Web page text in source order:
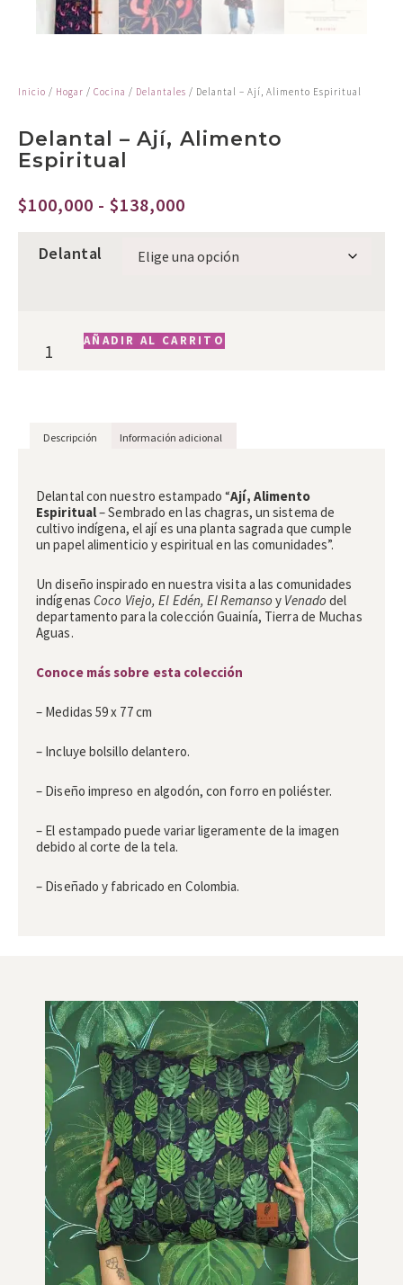
Inicio / Hogar / Cocina / Delantales / Delantal – Ají, Alimento Espiritual
Delantal – Ají, Alimento
Espiritual
$100,000 - $138,000
Delantal
AÑADIR AL CARRITO
Descripción Información adicional
Delantal con nuestro estampado “Ají, Alimento
Espiritual– Sembrado en las chagras, un sistema de
cultivo indígena, el ají es una planta sagrada que cumple
un papel alimenticio y espiritual en las comunidades”.
Un diseño inspirado en nuestra visita a las comunidades
indígenas Coco Viejo, El Edén, El Remanso y Venado del
departamento para la colección Guainía, Tierra de Muchas
Aguas.
Conoce más sobre esta colección
– Medidas 59 x 77 cm
– Incluye bolsillo delantero.
– Diseño impreso en algodón, con forro en poliéster.
– El estampado puede variar ligeramente de la imagen
debido al corte de la tela.
– Diseñado y fabricado en Colombia.